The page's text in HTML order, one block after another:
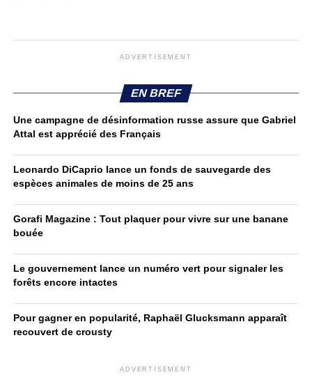
ADVERTISEMENT
EN BREF
Une campagne de désinformation russe assure que Gabriel
Attal est apprécié des Français
Leonardo DiCaprio lance un fonds de sauvegarde des
espèces animales de moins de 25 ans
Gorafi Magazine : Tout plaquer pour vivre sur une banane
bouée
Le gouvernement lance un numéro vert pour signaler les
forêts encore intactes
Pour gagner en popularité, Raphaël Glucksmann apparaît
recouvert de crousty
ADVERTISEMENT